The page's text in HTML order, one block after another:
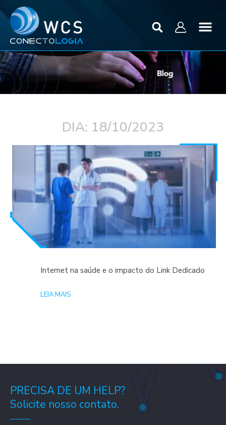
DIA: 18/10/2023
Internet na saúde e o impacto do Link Dedicado
LEIA MAIS
PRECISA DE UM HELP?
Solicite nosso contato.